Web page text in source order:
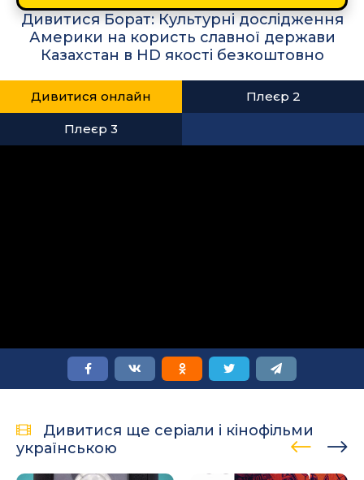
Дивитися Борат: Культурні дослідження
Америки на користь славної держави
Казахстан в HD якості безкоштовно
Дивитися онлайн Плеєр 2
Плеєр 3
Дивитися ще серіали і кінофільми
українською